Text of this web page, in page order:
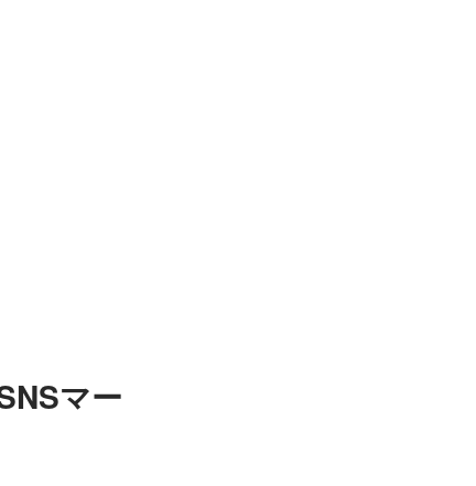
マー